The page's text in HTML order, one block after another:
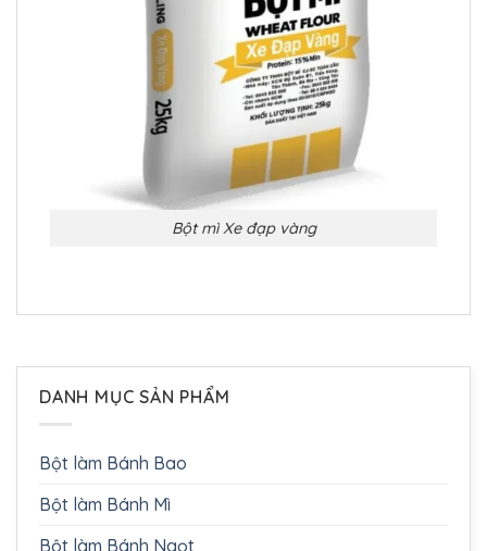
Bột mì Xe đạp vàng
DANH MỤC SẢN PHẨM
Bột làm Bánh Bao
Bột làm Bánh Mì
Bột làm Bánh Ngọt